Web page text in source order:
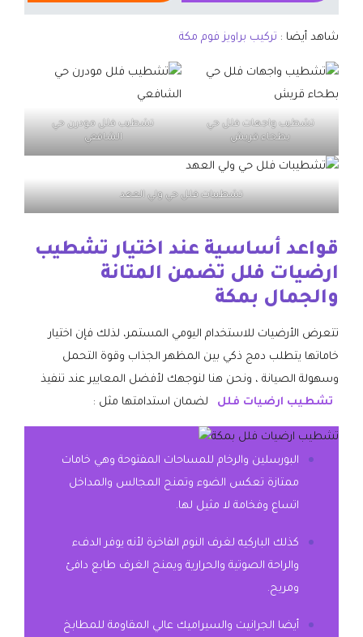
شاهد أيضا : تركيب براويز فوم مكة
تشطيب واجهات فلل حي
بطحاء قريش
تشطيب فلل مودرن حي
الشافعي
تشطيبات فلل حي ولي العهد
​قواعد أساسية عند اختيار تشطيب
ارضيات فلل تضمن المتانة
والجمال بمكة
​تتعرض الأرضيات للاستخدام اليومي المستمر، لذلك فإن اختيار
خاماتها يتطلب دمج ذكي بين المظهر الجذاب وقوة التحمل
وسهولة الصيانة ، ونحن هنا لنوجهك لأفضل المعايير عند تنفيذ
تشطيب ارضيات فلل
لضمان استدامتها مثل :
​البورسلين والرخام للمساحات المفتوحة وهي خامات
ممتازة تعكس الضوء وتمنح المجالس والمداخل
اتساع وفخامة لا مثيل لها.
​كذلك الباركيه لغرف النوم الفاخرة لأنه يوفر الدفء
والراحة الصوتية والحرارية ويمنح الغرف طابع دافئ
ومريح.
​أيضا الجرانيت والسيراميك عالي المقاومة للمطابخ